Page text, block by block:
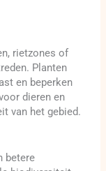
rietzones of
Planten
en beperken
dieren en
van het gebied.
betere